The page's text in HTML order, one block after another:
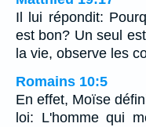
Il lui répondit:
est bon? Un seul
la vie, observe les
Romains 10:5
En effet, Moïse
loi: L'homme qui